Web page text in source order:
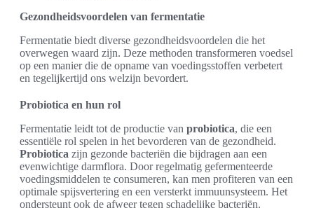
Gezondheidsvoordelen van fermentatie
Fermentatie biedt diverse gezondheidsvoordelen die het
overwegen waard zijn. Deze methoden transformeren voedsel
op een manier die de opname van voedingsstoffen verbetert
en tegelijkertijd ons welzijn bevordert.
Probiotica en hun rol
Fermentatie leidt tot de productie van probiotica, die een
essentiële rol spelen in het bevorderen van de gezondheid.
Probiotica zijn gezonde bacteriën die bijdragen aan een
evenwichtige darmflora. Door regelmatig gefermenteerde
voedingsmiddelen te consumeren, kan men profiteren van een
optimale spijsvertering en een versterkt immuunsysteem. Het
ondersteunt ook de afweer tegen schadelijke bacteriën.